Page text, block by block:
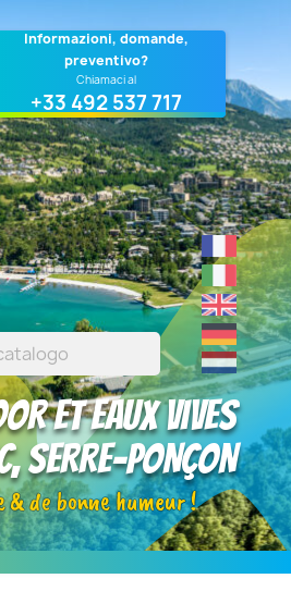
Informazioni, domande,
preventivo?
Chiamaci al
+33 492 537 717
et eaux vives
SERRE-PONÇON
& de bonne humeur !